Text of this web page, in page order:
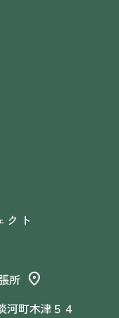
クト
所
河町木津５４